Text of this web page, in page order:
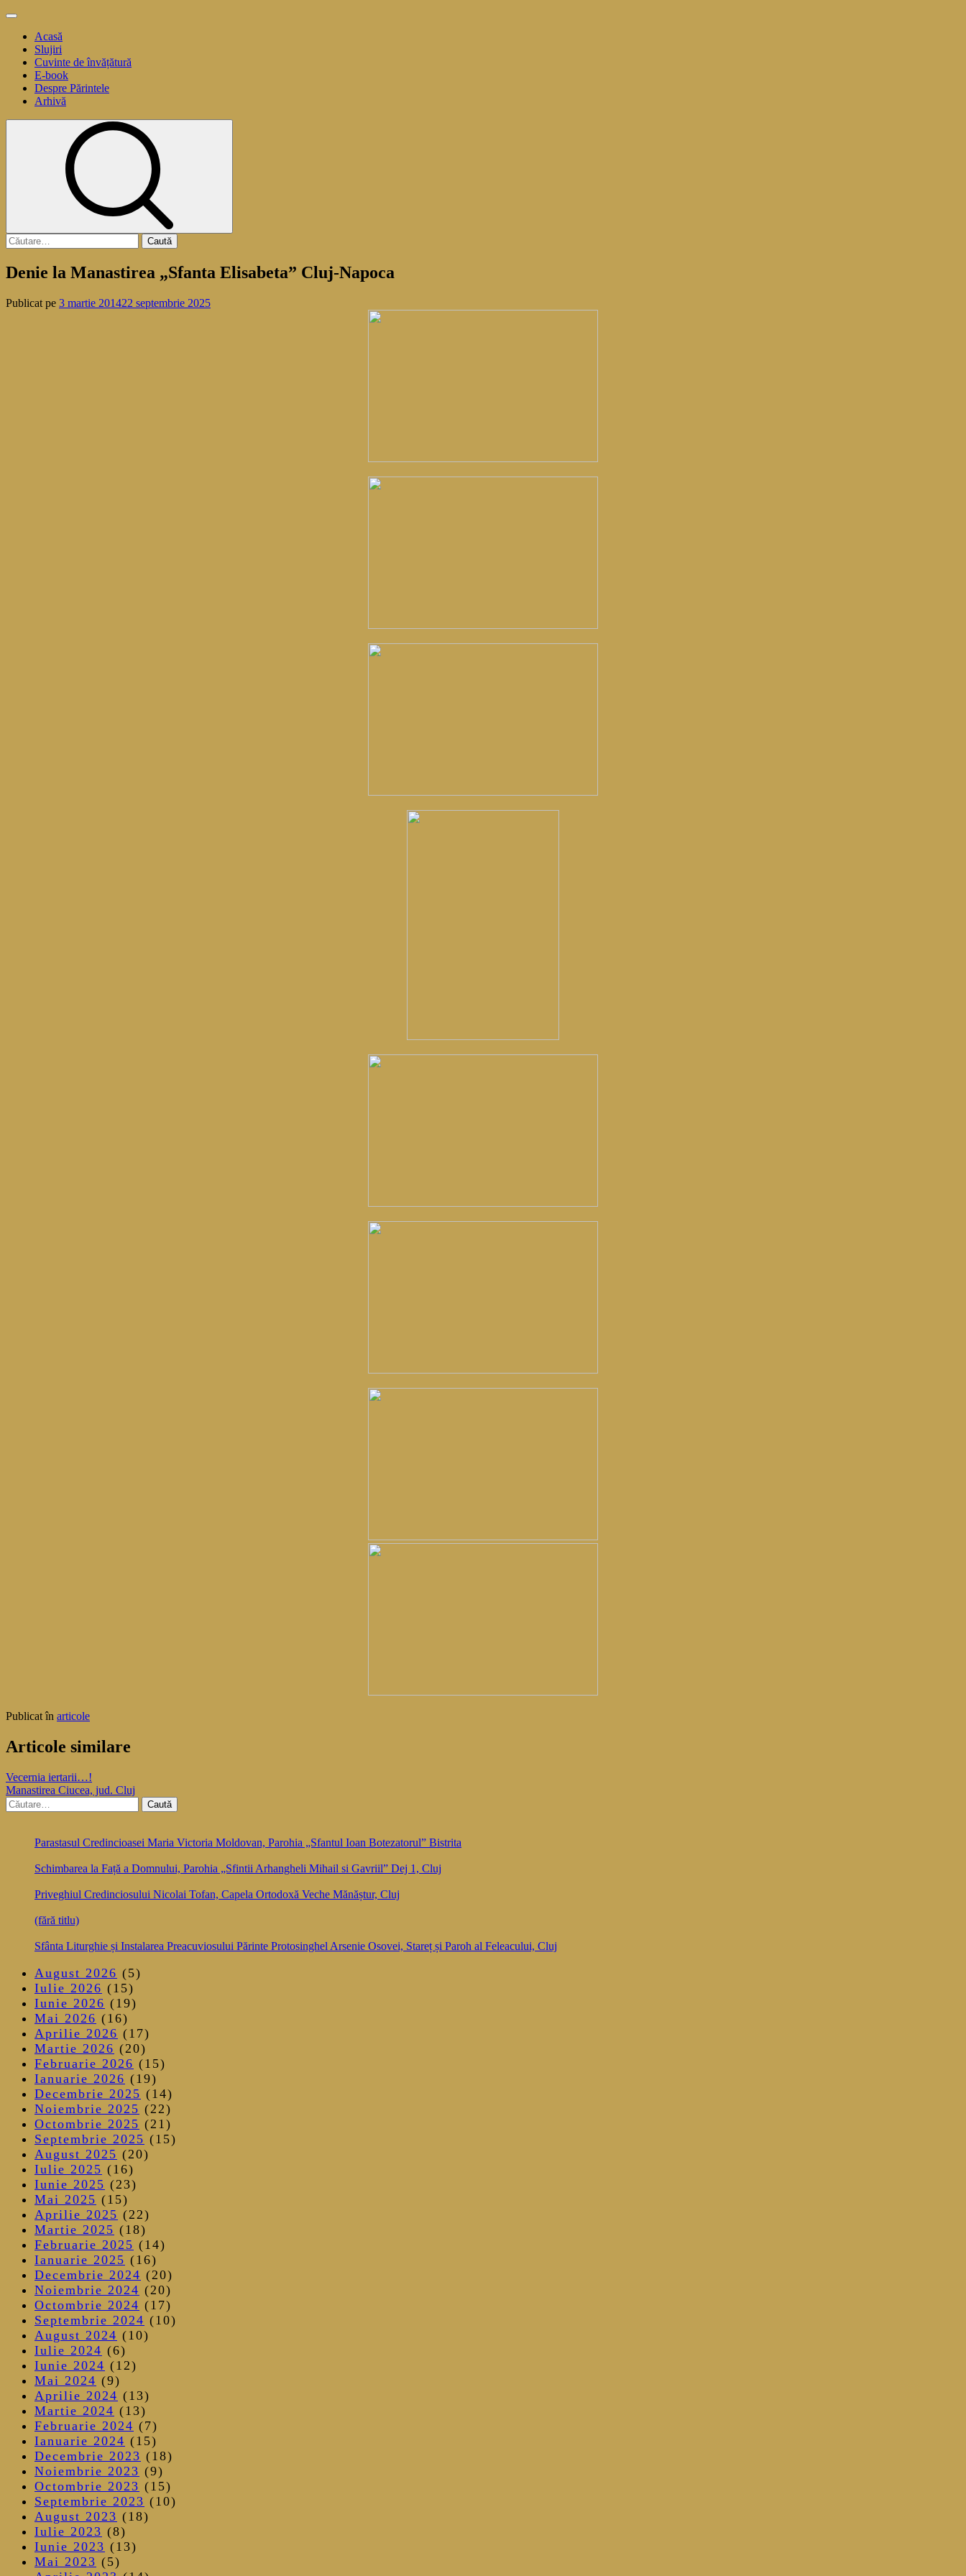
Sari
conținut
Meniu
principalAcasă
Slujiri
Cuvinte de învățătură
E-book
Despre Părintele
Arhivă
Caută
după:
Denie la Manastirea „Sfanta Elisabeta” Cluj-Napoca
Publicat pe 3 martie 201422 septembrie 2025
Publicat în articole
Articole similare
Navigare
în
articole
Vecernia iertarii…!
Manastirea Ciucea, jud. Cluj
Caută
după:
Parastasul Credincioasei Maria Victoria Moldovan, Parohia „Sfantul Ioan Botezatorul” Bistrita
Schimbarea la Față a Domnului, Parohia „Sfintii Arhangheli Mihail si Gavriil” Dej 1, Cluj
Priveghiul Credinciosului Nicolai Tofan, Capela Ortodoxă Veche Mănăștur, Cluj
(fără titlu)
Sfânta Liturghie și Instalarea Preacuviosului Părinte Protosinghel Arsenie Osovei, Stareț și Paroh al Feleacului, Cluj
August 2026 (5)
Iulie 2026 (15)
Iunie 2026 (19)
Mai 2026 (16)
Aprilie 2026 (17)
Martie 2026 (20)
Februarie 2026 (15)
Ianuarie 2026 (19)
Decembrie 2025 (14)
Noiembrie 2025 (22)
Octombrie 2025 (21)
Septembrie 2025 (15)
August 2025 (20)
Iulie 2025 (16)
Iunie 2025 (23)
Mai 2025 (15)
Aprilie 2025 (22)
Martie 2025 (18)
Februarie 2025 (14)
Ianuarie 2025 (16)
Decembrie 2024 (20)
Noiembrie 2024 (20)
Octombrie 2024 (17)
Septembrie 2024 (10)
August 2024 (10)
Iulie 2024 (6)
Iunie 2024 (12)
Mai 2024 (9)
Aprilie 2024 (13)
Martie 2024 (13)
Februarie 2024 (7)
Ianuarie 2024 (15)
Decembrie 2023 (18)
Noiembrie 2023 (9)
Octombrie 2023 (15)
Septembrie 2023 (10)
August 2023 (18)
Iulie 2023 (8)
Iunie 2023 (13)
Mai 2023 (5)